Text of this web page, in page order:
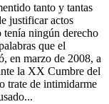
tanto y tantas
justificar actos
tenía ningún derecho
que el
en marzo de 2008, a
la XX Cumbre del
trate de intimidarme